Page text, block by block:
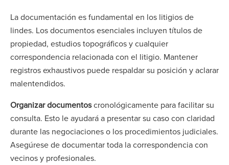
La documentación es fundamental en los litigios de
lindes. Los documentos esenciales incluyen títulos de
propiedad, estudios topográficos y cualquier
correspondencia relacionada con el litigio. Mantener
registros exhaustivos puede respaldar su posición y aclarar
malentendidos.
Organizar documentoscronológicamente para facilitar su
consulta. Esto le ayudará a presentar su caso con claridad
durante las negociaciones o los procedimientos judiciales.
Asegúrese de documentar toda la correspondencia con
vecinos y profesionales.